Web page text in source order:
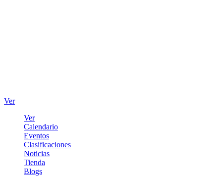
Ver
Ver
Calendario
Eventos
Clasificaciones
Noticias
Tienda
Blogs